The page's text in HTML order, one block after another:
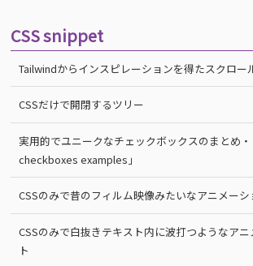
CSS snippet
Tailwindからインスピレーションを得たスクロー
CSSだけで開閉するツリー
実用的でユニークなチェックボックスのまとめ
checkboxes examples」
CSSのみで昔のフィルム映像みたいなアニメーシ
CSSのみで白抜きテキスト内に波打つようなア
ト